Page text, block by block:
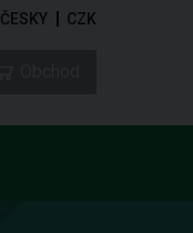
ČESKY CZK